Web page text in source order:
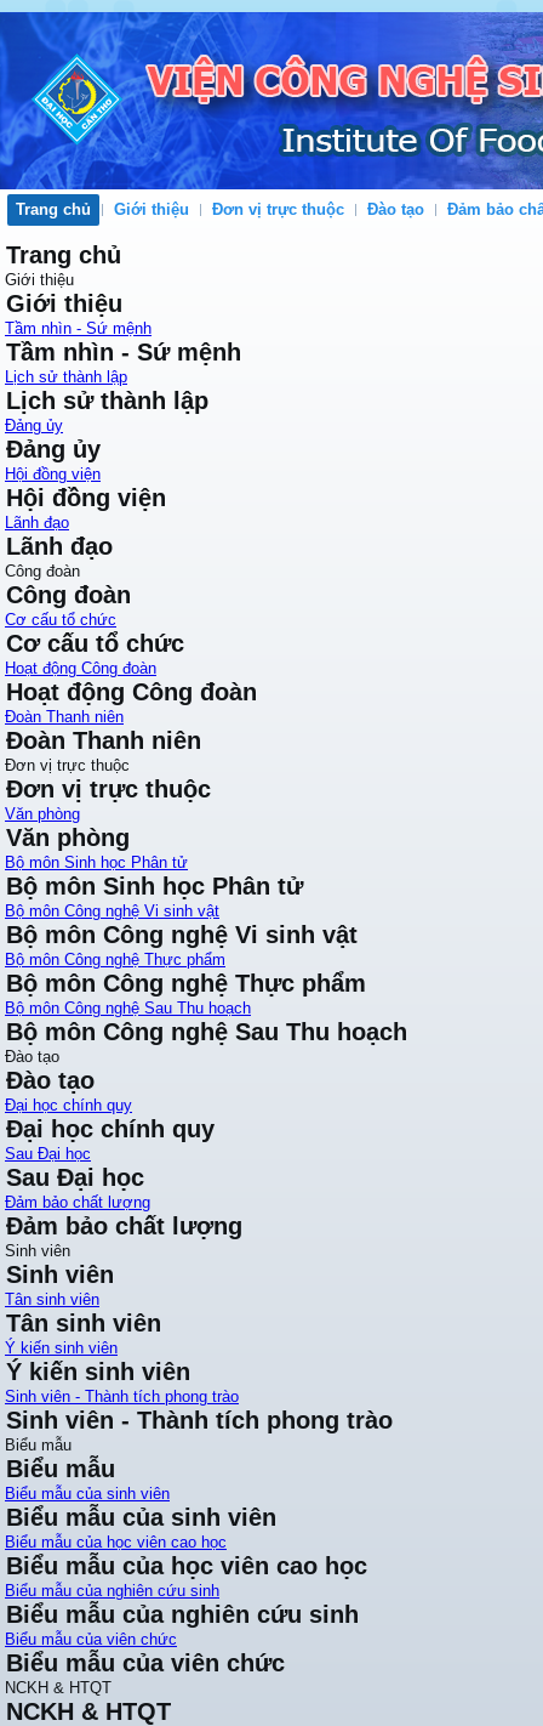
Trang chủ Giới thiệu Đơn vị trực thuộc Đào tạo Đảm bảo
Trang chủ
Giới thiệu
Giới thiệu
Tầm nhìn - Sứ mệnh
Tầm nhìn - Sứ mệnh
Lịch sử thành lập
Lịch sử thành lập
Đảng ủy
Đảng ủy
Hội đồng viện
Hội đồng viện
Lãnh đạo
Lãnh đạo
Công đoàn
Công đoàn
Cơ cấu tổ chức
Cơ cấu tổ chức
Hoạt động Công đoàn
Hoạt động Công đoàn
Đoàn Thanh niên
Đoàn Thanh niên
Đơn vị trực thuộc
Đơn vị trực thuộc
Văn phòng
Văn phòng
Bộ môn Sinh học Phân tử
Bộ môn Sinh học Phân tử
Bộ môn Công nghệ Vi sinh vật
Bộ môn Công nghệ Vi sinh vật
Bộ môn Công nghệ Thực phẩm
Bộ môn Công nghệ Thực phẩm
Bộ môn Công nghệ Sau Thu hoạch
Bộ môn Công nghệ Sau Thu hoạch
Đào tạo
Đào tạo
Đại học chính quy
Đại học chính quy
Sau Đại học
Sau Đại học
Đảm bảo chất lượng
Đảm bảo chất lượng
Sinh viên
Sinh viên
Tân sinh viên
Tân sinh viên
Ý kiến sinh viên
Ý kiến sinh viên
Sinh viên - Thành tích phong trào
Sinh viên - Thành tích phong trào
Biểu mẫu
Biểu mẫu
Biểu mẫu của sinh viên
Biểu mẫu của sinh viên
Biểu mẫu của học viên cao học
Biểu mẫu của học viên cao học
Biểu mẫu của nghiên cứu sinh
Biểu mẫu của nghiên cứu sinh
Biểu mẫu của viên chức
Biểu mẫu của viên chức
NCKH & HTQT
NCKH & HTQT